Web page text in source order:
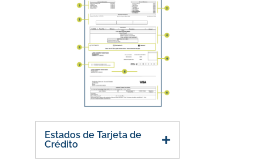
Estados de Tarjeta de
Crédito